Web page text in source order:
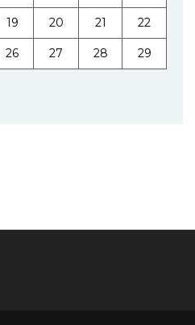
19 20 21 22
26 27 28 29